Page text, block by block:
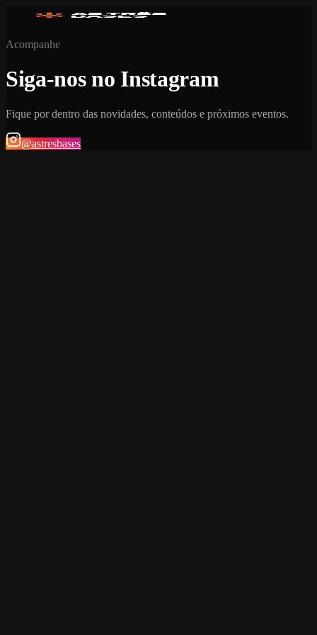
Acompanhe
Siga-nos no Instagram
Fique por dentro das novidades, conteúdos e próximos eventos.
@astresbases